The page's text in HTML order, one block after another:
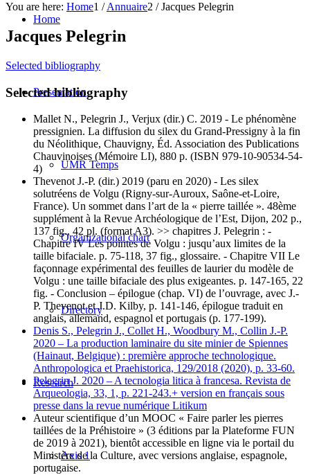
Home
Presentation
UMR Temps
Organizational chart
Directory
Research
Axis 1
You are here: Home1 / Annuaire2 / Jacques Pelegrin
Jacques Pelegrin
Selected bibliography
Selected bibliography
Mallet N., Pelegrin J., Verjux (dir.) C. 2019 - Le phénomène
pressignien. La diffusion du silex du Grand-Pressigny à la fin
du Néolithique, Chauvigny, Éd. Association des Publications
Chauvinoises (Mémoire LI), 880 p. (ISBN 979-10-90534-54-
4)
Thevenot J.-P. (dir.) 2019 (paru en 2020) - Les silex
solutréens de Volgu (Rigny-sur-Auroux, Saône-et-Loire,
France). Un sommet dans l’art de la « pierre taillée ». 48ème
supplément à la Revue Archéologique de l’Est, Dijon, 202 p.,
137 fig., 42 pl. (format A3). >> chapitres J. Pelegrin : -
Chapitre IV Les pointes de Volgu : jusqu’aux limites de la
taille bifaciale. p. 75-118, 37 fig., glossaire. - Chapitre VII Le
façonnage expérimental des feuilles de laurier du modèle de
Volgu : une taille bifaciale des plus exigeantes. p. 147-165, 22
fig. - Conclusion – épilogue (chap. VI) de l’ouvrage, avec J.-
P. Thevenot et J.D. Kilby, p. 141-146, épilogue traduit en
anglais, allemand, espagnol et portugais (p. 177-199).
Denis S., Pelegrin J., Collet H., Woodbury M., Collin J.-P.
2020 – La production laminaire du site minier de Spiennes
(Hainaut, Belgique) : première approche technologique.
Anthropologica et Praehistorica, 129/2018 (2020), p. 33-60.
Pelegrin J. 2020 – A tecnologia litica à francesa. Revista de
Arqueologia, 33, 1, p. 221-243.+ version en français sous
presse dans la revue numérique Litikum
Auteur scientifique d’un MOOC « Faire parler les pierres
taillées de la Préhistoire » (3 éditions par la Plateforme FUN
de 2019 à 2021), bientôt accessible en ligne via le portail du
Ministère de la Culture, avec versions anglaise, espagnole,
portugaise.